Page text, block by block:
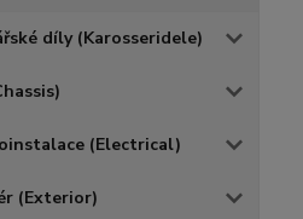
díly (Karosseridele)
(Electrical)
(Exterior)